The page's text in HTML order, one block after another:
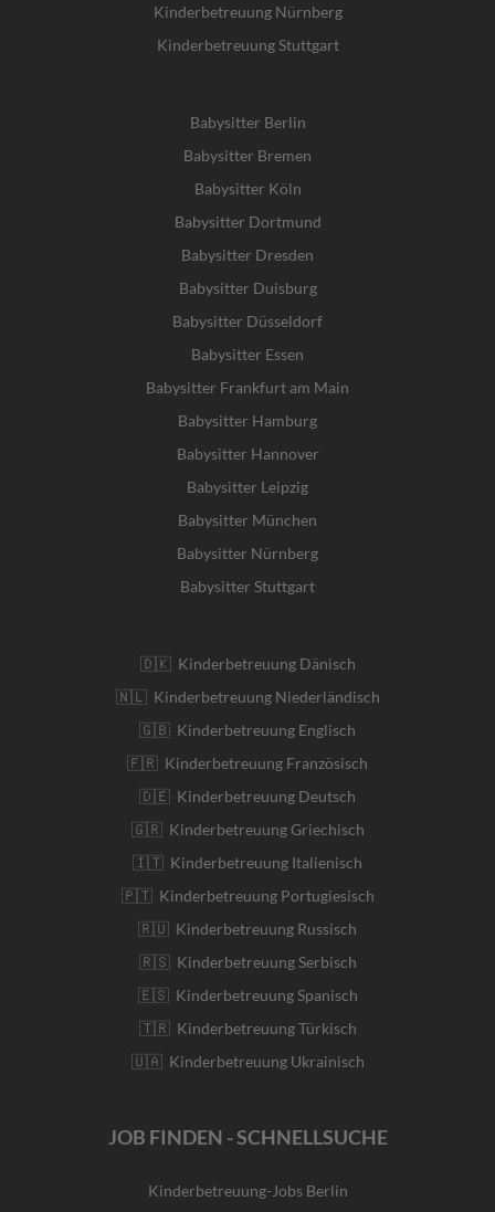
Kinderbetreuung Nürnberg
Kinderbetreuung Stuttgart
Babysitter Berlin
Babysitter Bremen
Babysitter Köln
Babysitter Dortmund
Babysitter Dresden
Babysitter Duisburg
Babysitter Düsseldorf
Babysitter Essen
Babysitter Frankfurt am Main
Babysitter Hamburg
Babysitter Hannover
Babysitter Leipzig
Babysitter München
Babysitter Nürnberg
Babysitter Stuttgart
🇩🇰 Kinderbetreuung Dänisch
🇳🇱 Kinderbetreuung Niederländisch
🇬🇧 Kinderbetreuung Englisch
🇫🇷 Kinderbetreuung Französisch
🇩🇪 Kinderbetreuung Deutsch
🇬🇷 Kinderbetreuung Griechisch
🇮🇹 Kinderbetreuung Italienisch
🇵🇹 Kinderbetreuung Portugiesisch
🇷🇺 Kinderbetreuung Russisch
🇷🇸 Kinderbetreuung Serbisch
🇪🇸 Kinderbetreuung Spanisch
🇹🇷 Kinderbetreuung Türkisch
🇺🇦 Kinderbetreuung Ukrainisch
JOB FINDEN - SCHNELLSUCHE
Kinderbetreuung-Jobs Berlin